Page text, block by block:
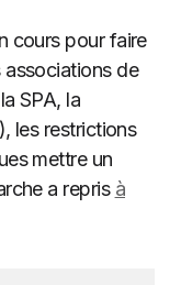
cours pour faire
associations de
SPA, la
les restrictions
mettre un
a repris à